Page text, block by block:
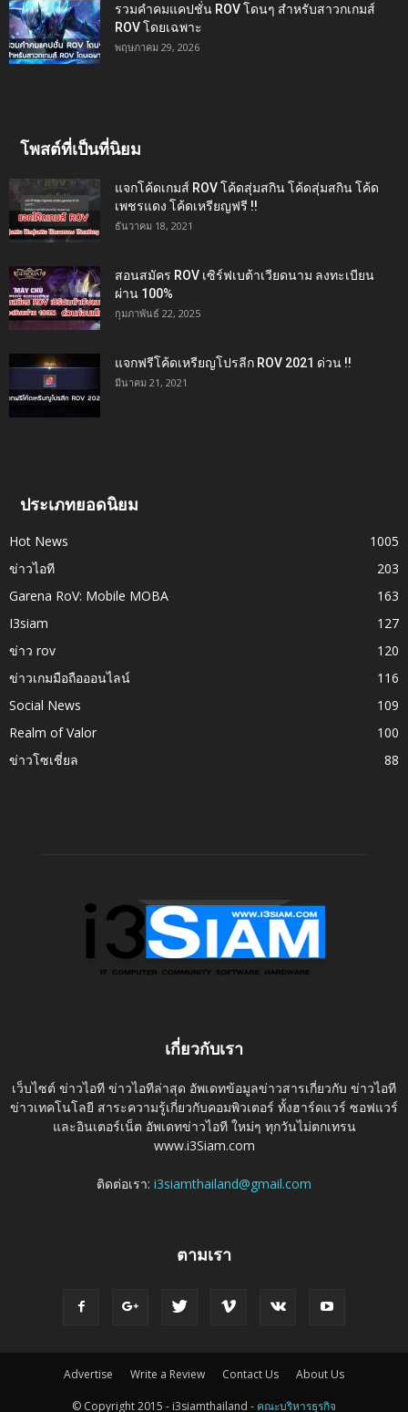
รวมคำคมแคปชั่น ROV โดนๆ สำหรับสาวกเกมส์
ROV โดยเฉพาะ
พฤษภาคม 29, 2026
โพสต์ที่เป็นที่นิยม
แจกโค้ดเกมส์ ROV โค้ดสุ่มสกิน โค้ดสุ่มสกิน โค้ด
เพชรแดง โค้ดเหรียญฟรี !!
ธันวาคม 18, 2021
สอนสมัคร ROV เซิร์ฟเบต้าเวียดนาม ลงทะเบียน
ผ่าน 100%
กุมภาพันธ์ 22, 2025
แจกฟรีโค้ดเหรียญโปรลีก ROV 2021 ด่วน !!
มีนาคม 21, 2021
ประเภทยอดนิยม
Hot News
1005
ข่าวไอที
203
Garena RoV: Mobile MOBA
163
I3siam
127
ข่าว rov
120
ข่าวเกมมือถือออนไลน์
116
Social News
109
Realm of Valor
100
ข่าวโซเชี่ยล
88
เกี่ยวกับเรา
เว็บไซต์ ข่าวไอที ข่าวไอทีล่าสุด อัพเดทข้อมูลข่าวสารเกี่ยวกับ ข่าวไอที
ข่าวเทคโนโลยี สาระความรู้เกี่ยวกับคอมพิวเตอร์ ทั้งฮาร์ดแวร์ ซอฟแวร์
และอินเตอร์เน็ต อัพเดทข่าวไอที ใหม่ๆ ทุกวันไม่ตกเทรน
www.i3Siam.com
ติดต่อเรา: i3siamthailand@gmail.com
ตามเรา
Advertise Write a Review Contact Us About Us
© Copyright 2015 - i3siamthailand - คณะบริหารธุรกิจ